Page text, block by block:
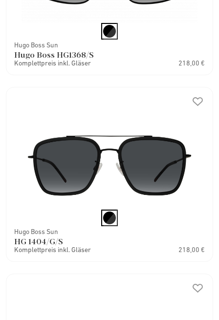
Hugo Boss Sun
Hugo Boss HG1368/S
Komplettpreis inkl. Gläser 218,00 €
Hugo Boss Sun
HG 1404/G/S
Komplettpreis inkl. Gläser 218,00 €